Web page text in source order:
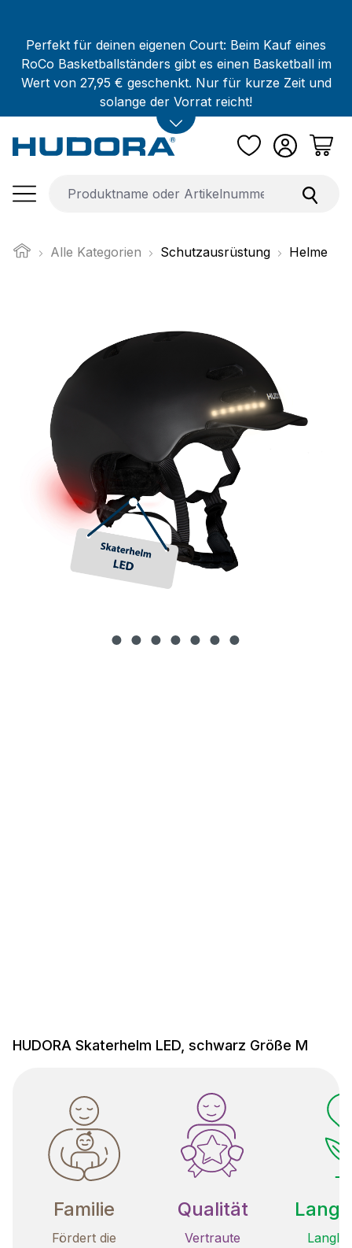
Perfekt für deinen eigenen Court: Beim Kauf eines
RoCo Basketballständers gibt es einen Basketball im
Wert von 27,95 € geschenkt. Nur für kurze Zeit und
solange der Vorrat reicht!
Alle Kategorien Schutzausrüstung Helme
HUDORA Skaterhelm LED, schwarz Größe M
Familie
Fördert die
Qualität
Vertraute